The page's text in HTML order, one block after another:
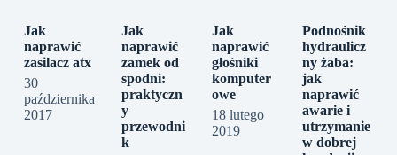
Jak
naprawić
zasilacz atx
30
października
2017
Jak
naprawić
zamek od
spodni:
praktyczn
y
przewodni
k
Jak
naprawić
głośniki
komputer
owe
18 lutego
2019
Podnośnik
hydraulicz
ny żaba:
jak
naprawić
awarie i
utrzymanie
w dobrej